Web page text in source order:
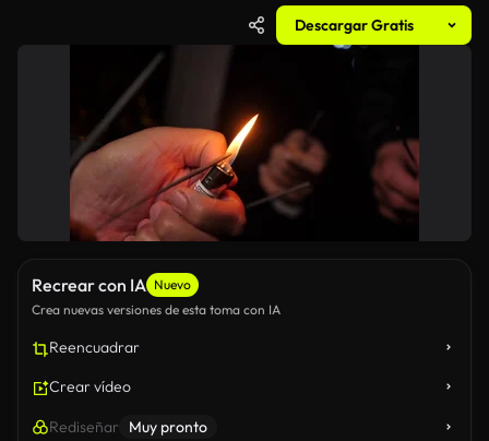
Descargar Gratis
Recrear con IA Nuevo
Crea nuevas versiones de esta toma con IA
Reencuadrar
Crear vídeo
Rediseñar Muy pronto